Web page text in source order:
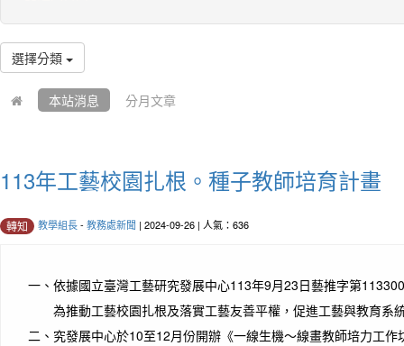
選擇分類
本站消息 分月文章
113年工藝校園扎根。種子教師培育計畫
轉知 教學組長- 教務處新聞 | 2024-09-26 | 人氣：636
一、 依據國立臺灣工藝研究發展中心113年9月23日藝推字第
二、
為推動工藝校園扎根及落實工藝友善平權，促進工藝與教育系
究發展中心於10至12月份開辦《一線生機～線畫教師培力工